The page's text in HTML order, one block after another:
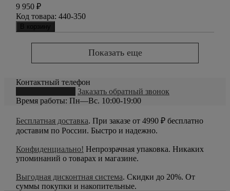
9 950 ₽
Код товара: 440-350
В корзину
Показать еще
Контактный телефон
Заказать обратный звонок
Время работы: Пн—Вс. 10:00-19:00
Бесплатная доставка. При заказе от 4990 ₽ бесплатно
доставим по России. Быстро и надежно.
Конфиденциально! Непрозрачная упаковка. Никаких
упоминаний о товарах и магазине.
Выгодная дисконтная система. Скидки до 20%. От
суммы покупки и накопительные.